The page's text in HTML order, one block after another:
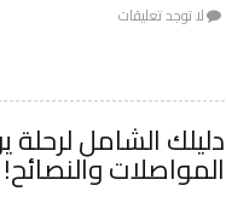
لا توجد تعليقات
دليلك الشامل
المواصلات والنصائح!